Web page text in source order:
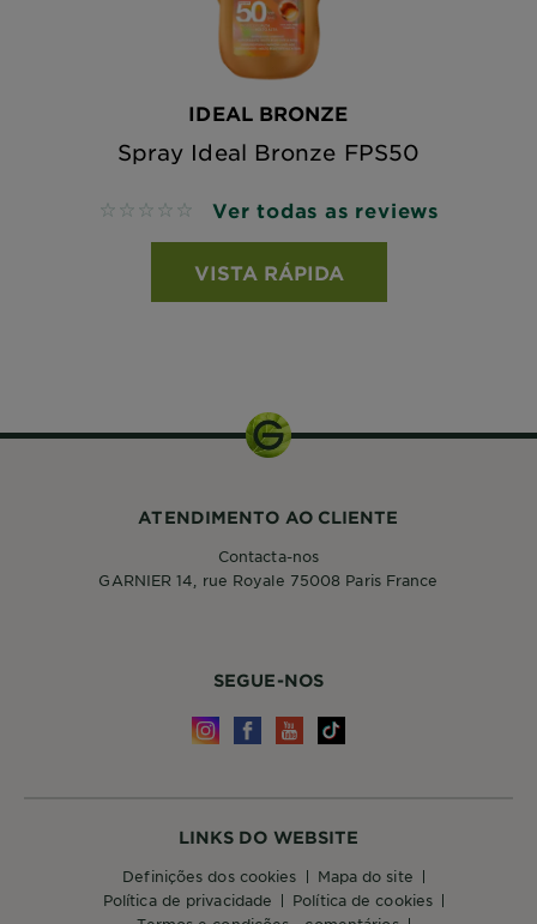
IDEAL BRONZE
Spray Ideal Bronze FPS50
No reviews Ver todas as reviews
VISTA RÁPIDA
LINKS DO WEBSITE
definições dos cookies
mapa do site
política de privacidade
política de cookies
SEGUE-NOS
ATENDIMENTO AO CLIENTE
Contacta-nos
GARNIER 14, rue Royale 75008 Paris France